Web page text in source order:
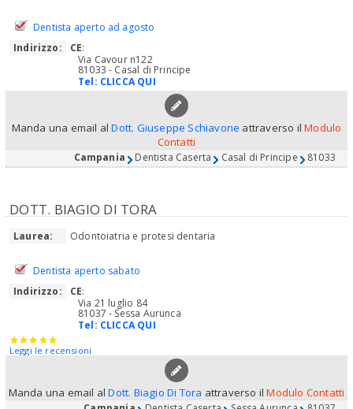
Dentista aperto ad agosto
Indirizzo:
CE:
Via Cavour n122
81033 - Casal di Principe
Tel: CLICCA QUI
Manda una email alDott. Giuseppe Schiavone attraverso ilModulo
Contatti
Campania Dentista Caserta Casal di Principe 81033
DOTT. BIAGIO DI TORA
Laurea: Odontoiatria e protesi dentaria
Dentista aperto sabato
Indirizzo:
CE:
Via 21 luglio 84
81037 - Sessa Aurunca
Tel: CLICCA QUI
Leggi le recensioni
Manda una email alDott. Biagio Di Tora attraverso ilModulo Contatti